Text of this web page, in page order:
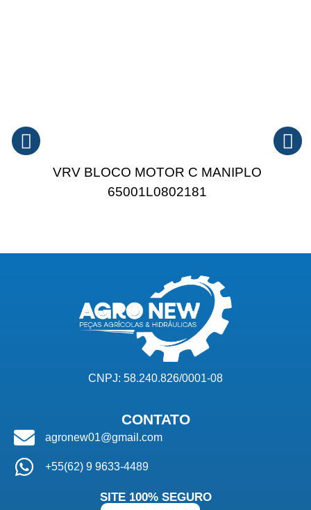
VRV BLOCO MOTOR C MANIPLO
65001L0802181
CNPJ: 58.240.826/0001-08
CONTATO
agronew01@gmail.com
+55(62) 9 9633-4489
SITE 100% SEGURO